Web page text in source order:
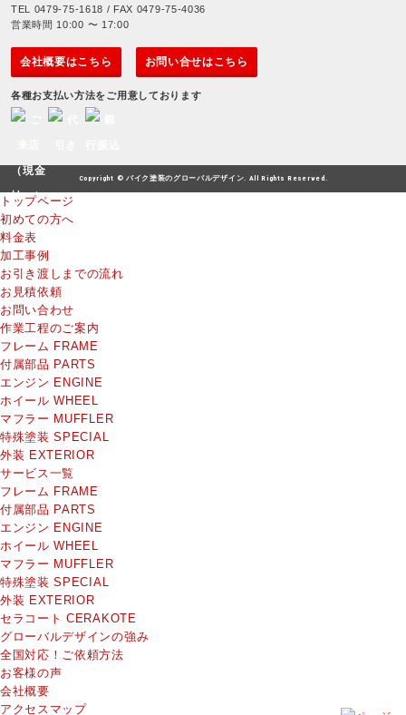
TEL 0479-75-1618 / FAX 0479-75-4036
営業時間 10:00 〜 17:00
会社概要はこちら お問い合せはこちら
各種お支払い方法をご用意しております
Copyright © バイク塗装のグローバルデザイン. All Rights Reserved.
トップページ
初めての方へ
料金表
加工事例
お引き渡しまでの流れ
お見積依頼
お問い合わせ
作業工程のご案内
フレーム FRAME
付属部品 PARTS
エンジン ENGINE
ホイールWHEEL
マフラー MUFFLER
特殊塗装SPECIAL
外装 EXTERIOR
サービス一覧
フレーム FRAME
付属部品 PARTS
エンジン ENGINE
ホイールWHEEL
マフラー MUFFLER
特殊塗装SPECIAL
外装 EXTERIOR
セラコートCERAKOTE
グローバルデザインの強み
全国対応！ご依頼方法
お客様の声
会社概要
アクセスマップ